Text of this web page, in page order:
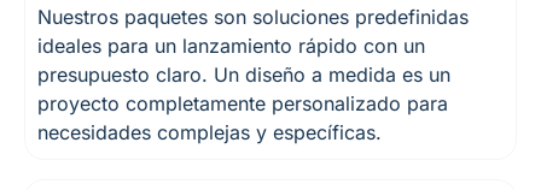
Nuestros paquetes son soluciones predefinidas
ideales para un lanzamiento rápido con un
presupuesto claro. Un diseño a medida es un
proyecto completamente personalizado para
necesidades complejas y específicas.